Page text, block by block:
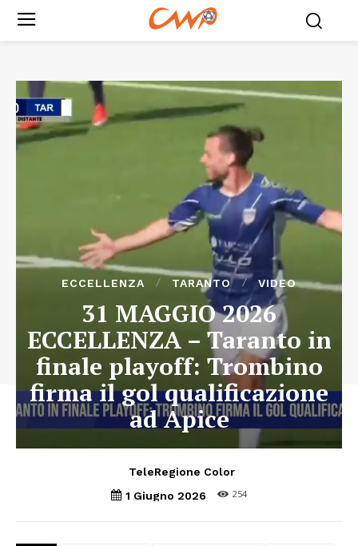
ECCELLENZA TARANTO VIDEO
31 MAGGIO 2026
ECCELLENZA – Taranto in
finale playoff: Trombino
firma il gol qualificazione
ad Apice
TeleRegione Color
1 Giugno 2026
254